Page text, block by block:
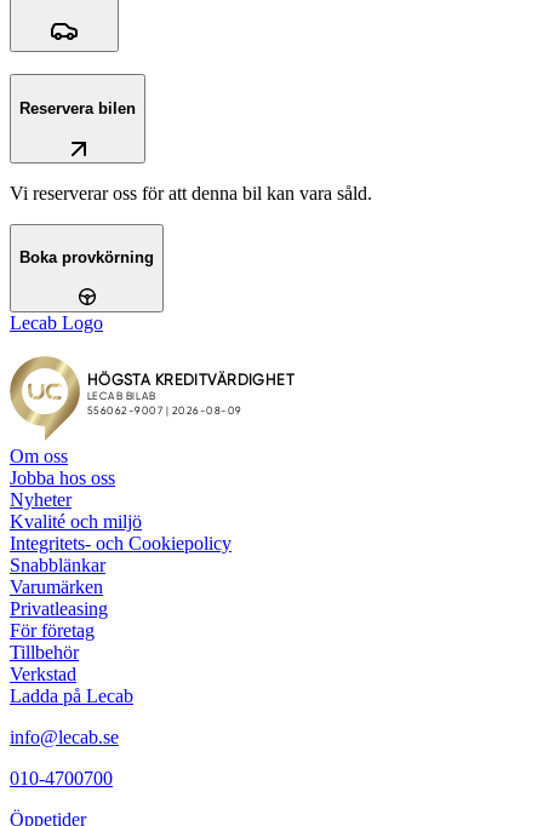
Reservera bilen
Vi reserverar oss för att denna bil kan vara såld.
Boka provkörning
Lecab Logo
Om oss
Jobba hos oss
Nyheter
Kvalité och miljö
Integritets- och Cookiepolicy
Snabblänkar
Varumärken
Privatleasing
För företag
Tillbehör
Verkstad
Ladda på Lecab
info@lecab.se
010-4700700
Öppetider